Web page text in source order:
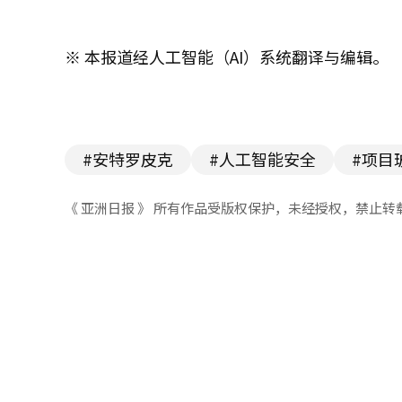
※ 本报道经人工智能（AI）系统翻译与编辑。
#安特罗皮克 #人工智能安全 #项目
《 亚洲日报 》 所有作品受版权保护，未经授权，禁止转